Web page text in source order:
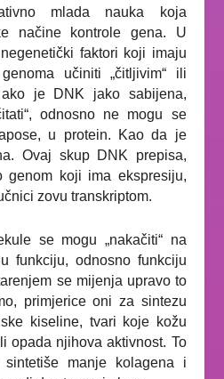
mlada nauka koja
načine kontrole gena. U
faktori koji imaju
učiniti „čitljivim“ ili
ako je DNK jako sabijena,
odnosno ne mogu se
u protein. Kao da je
Ovaj skup DNK prepisa,
genom koji ima ekspresiju,
zovu transkriptom.
se mogu „nakačiti“ na
funkciju, odnosno funkciju
se mijenja upravo to
primjerice oni za sintezu
kiseline, tvari koje kožu
opada njihova aktivnost. To
manje kolagena i